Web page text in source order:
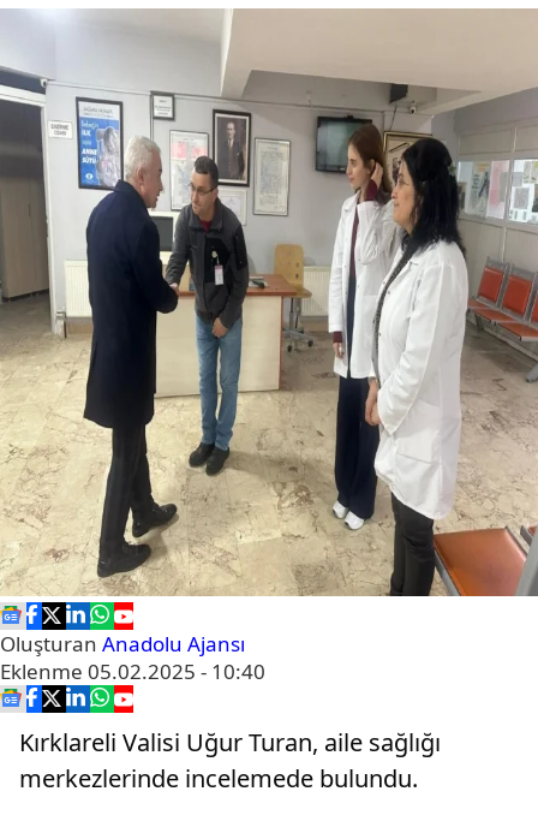
Oluşturan Anadolu Ajansı
Eklenme 05.02.2025 - 10:40
Kırklareli Valisi Uğur Turan, aile sağlığı
merkezlerinde incelemede bulundu.